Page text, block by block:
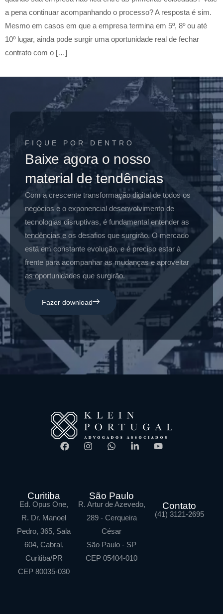
a pena continuar acompanhando o processo? A resposta é sim.
Mesmo em casos em que a empresa termina em 5º, 8º ou até
10º lugar, ainda pode surgir uma oportunidade real de fechar
contrato com o […]
FIQUE POR DENTRO
Baixe agora o nosso
material de tendências
Com a crescente transformação digital de todos os
negócios e o exponencial desenvolvimento de
tecnologias disruptivas, é fundamental entender as
tendências e os desafios que surgirão. O mercado
está em constante evolução, e é preciso estar à
frente para acompanhar as mudanças e aproveitar
as oportunidades que surgirão.
Fazer download
Curitiba
Ed. Opus One,
R. Dr. Manoel
Pedro, 365, Sala
604, Cabral,
Curitiba/PR
CEP 80035-030
São Paulo
R. Artur de Azevedo,
289 - Cerqueira
César
São Paulo - SP
CEP 05404-010
Contato
(41) 3121-2695